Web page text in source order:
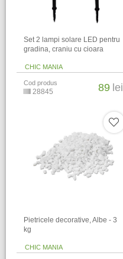
Set 2 lampi solare LED pentru
gradina, craniu cu cioara
CHIC MANIA
Cod produs
28845 89 lei
Pietricele decorative, Albe - 3
kg
CHIC MANIA